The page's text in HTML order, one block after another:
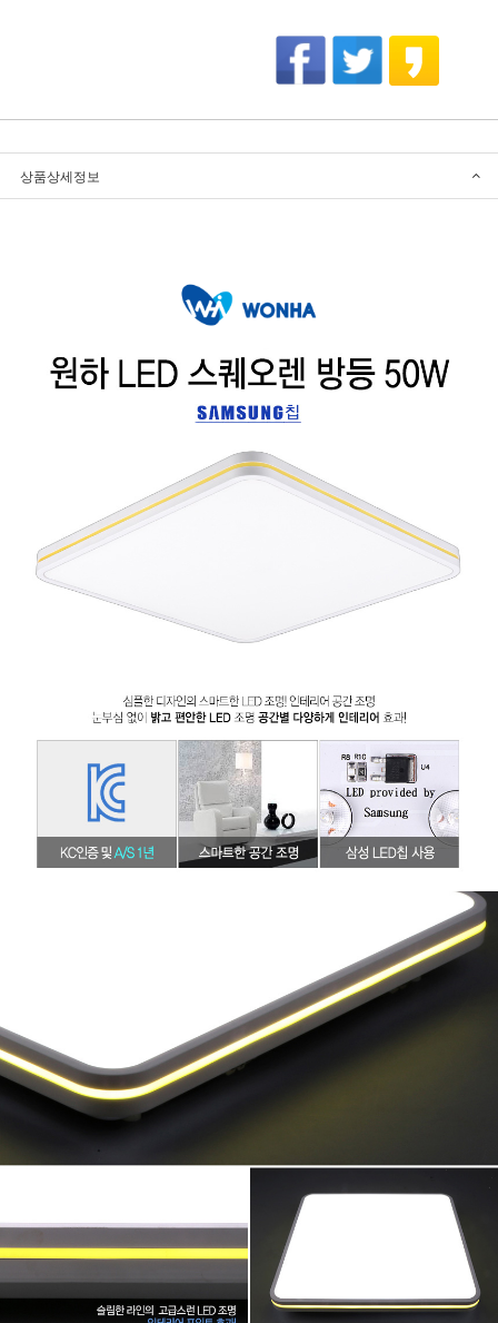
상품상세정보